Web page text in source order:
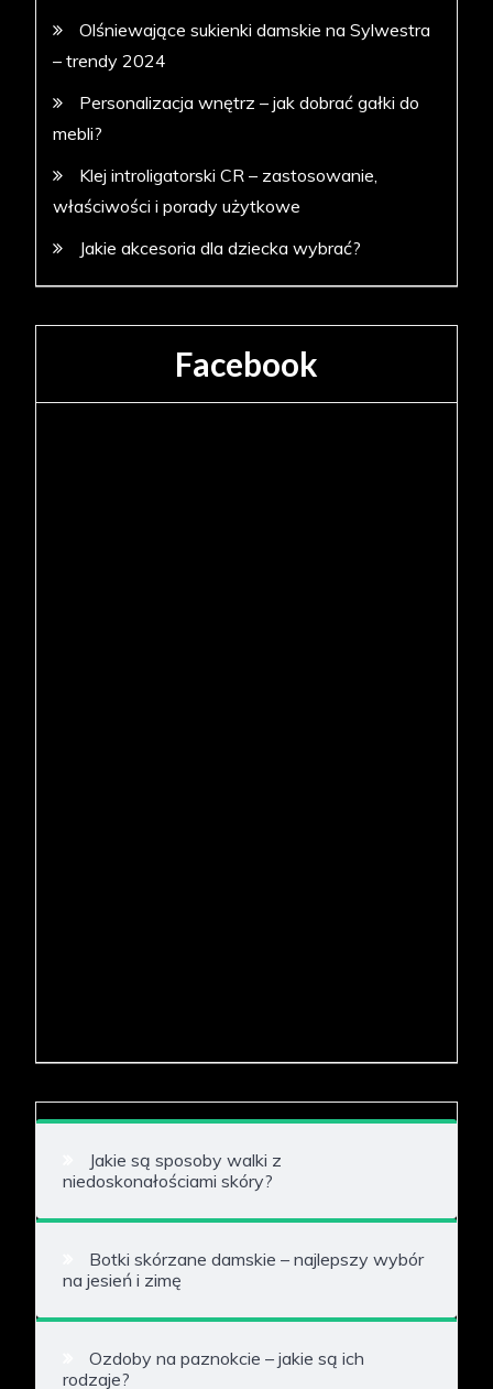
Olśniewające sukienki damskie na Sylwestra
– trendy 2024
Personalizacja wnętrz – jak dobrać gałki do
mebli?
Klej introligatorski CR – zastosowanie,
właściwości i porady użytkowe
Jakie akcesoria dla dziecka wybrać?
Facebook
Jakie są sposoby walki z
niedoskonałościami skóry?
Botki skórzane damskie – najlepszy wybór
na jesień i zimę
Ozdoby na paznokcie – jakie są ich
rodzaje?